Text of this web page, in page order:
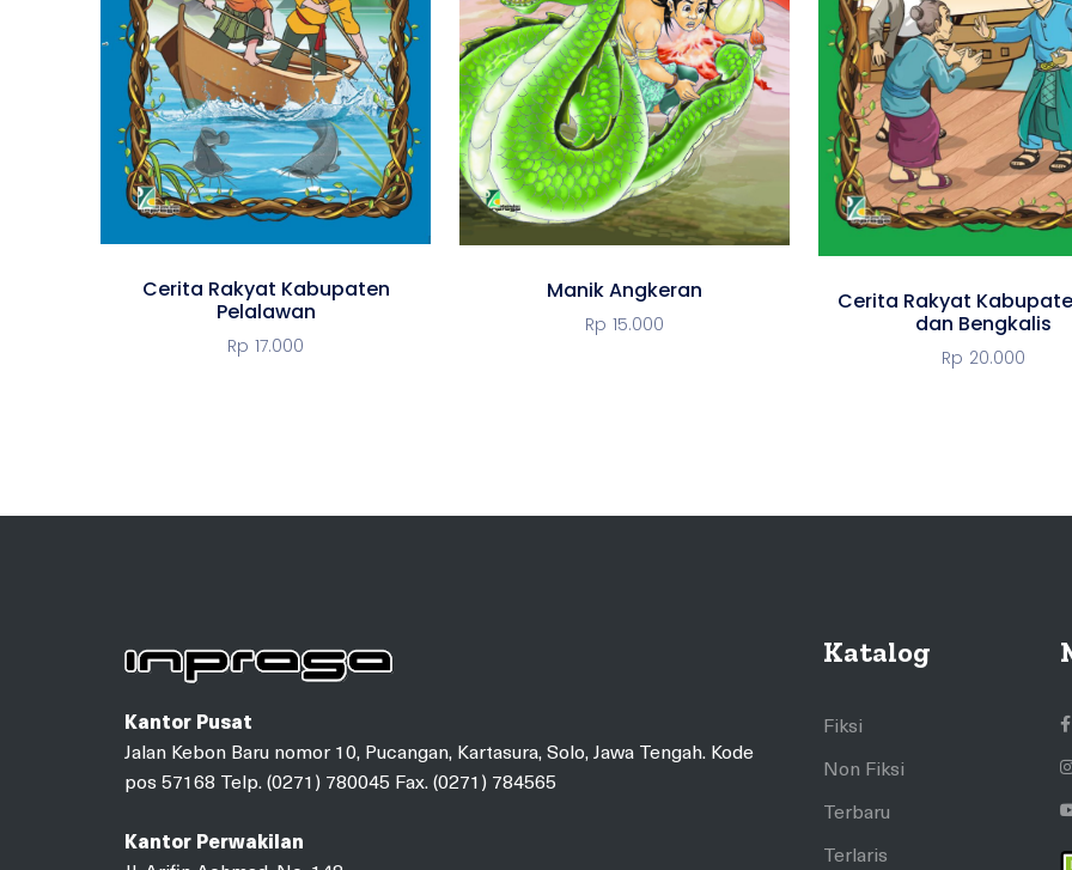
Cerita Rakyat Kabupaten
Pelalawan
Rp 17.000
Manik Angkeran
Rp 15.000
Cerita Rakyat
dan Bengkalis
Rp 20.000
Kantor Pusat
Jalan Kebon Baru nomor 10, Pucangan, Kartasura, Solo, Jawa Tengah. Kode
pos 57168 Telp. (0271) 780045 Fax. (0271) 784565
Kantor Perwakilan
Katalog
Fiksi
Non Fiksi
Terbaru
Terlaris